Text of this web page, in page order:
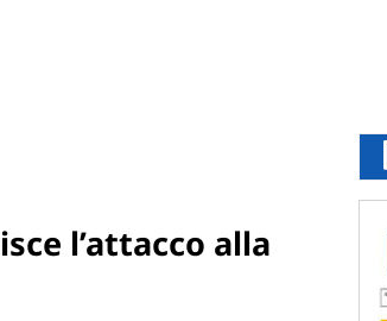
l’attacco alla